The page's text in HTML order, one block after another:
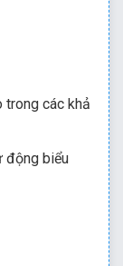
trong các khả
động biểu